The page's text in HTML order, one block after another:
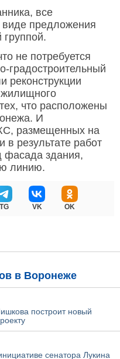
все
предложения
группой.
не потребуется
градостроительный
реконструкции
жилищного
что расположены
И
размещенных на
в результате работ
фасада здания,
линию.
TG VK OK
в Воронеже
построит новый
сенатора Лукина